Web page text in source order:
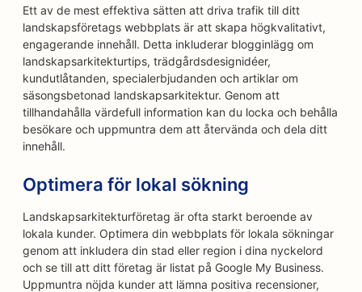
Ett av de mest effektiva sätten att driva trafik till ditt
landskapsföretags webbplats är att skapa högkvalitativt,
engagerande innehåll. Detta inkluderar blogginlägg om
landskapsarkitekturtips, trädgårdsdesignidéer,
kundutlåtanden, specialerbjudanden och artiklar om
säsongsbetonad landskapsarkitektur. Genom att
tillhandahålla värdefull information kan du locka och behålla
besökare och uppmuntra dem att återvända och dela ditt
innehåll.
Optimera för lokal sökning
Landskapsarkitekturföretag är ofta starkt beroende av
lokala kunder. Optimera din webbplats för lokala sökningar
genom att inkludera din stad eller region i dina nyckelord
och se till att ditt företag är listat på Google My Business.
Uppmuntra nöjda kunder att lämna positiva recensioner,